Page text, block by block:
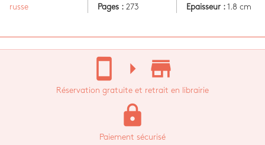
russe
Pages : 273
Epaisseur :1.8 cm
stay_current_portrait arrow_right store_mall_directory
Réservation gratuite et retrait en librairie
lock
Paiement sécurisé